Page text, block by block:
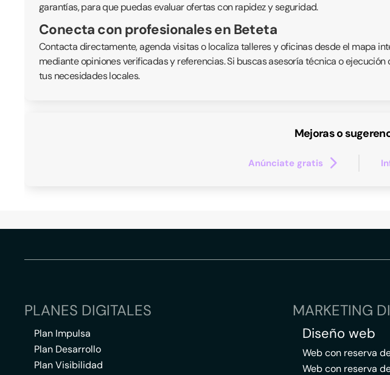
garantías, para que puedas evaluar ofertas con rapidez y seguridad.
Conecta con profesionales en Beteta
Contacta directamente, agenda visitas o localiza talleres y oficinas desde el mapa
mediante opiniones verificadas y referencias. Si buscas asesoría técnica o
tus necesidades locales.
Mejoras o
Anúnciate gratis
PLANES DIGITALES
Plan Impulsa
Plan Desarrollo
Plan Visibilidad
MARKETING
Diseño web
Web con reserva
Web con reserva